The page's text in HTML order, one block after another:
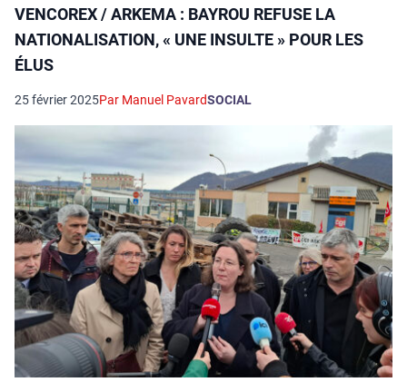
VENCOREX / ARKEMA : BAYROU REFUSE LA
NATIONALISATION, « UNE INSULTE » POUR LES
ÉLUS
25 février 2025Par Manuel PavardSOCIAL